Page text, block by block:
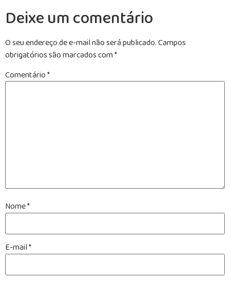
Deixe um comentário
O seu endereço de e-mail não será publicado.Campos
obrigatórios são marcados com*
Comentário*
Nome*
E-mail*